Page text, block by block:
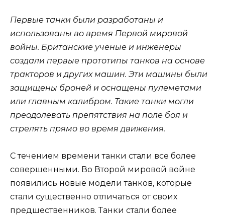
Первые танки были разработаны и
использованы во время Первой мировой
войны. Британские ученые и инженеры
создали первые прототипы танков на основе
тракторов и других машин. Эти машины были
защищены броней и оснащены пулеметами
или главным калибром. Такие танки могли
преодолевать препятствия на поле боя и
стрелять прямо во время движения.
С течением времени танки стали все более
совершенными. Во Второй мировой войне
появились новые модели танков, которые
стали существенно отличаться от своих
предшественников. Танки стали более